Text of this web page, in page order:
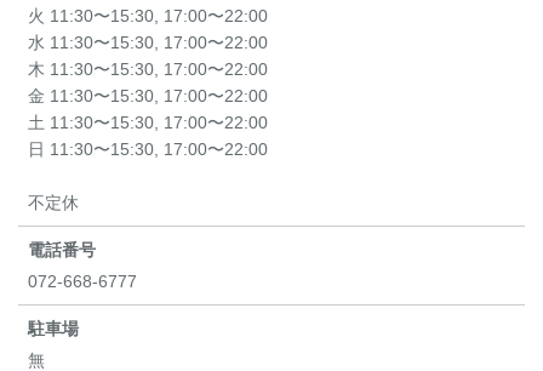
火 11:30〜15:30, 17:00〜22:00
水 11:30〜15:30, 17:00〜22:00
木 11:30〜15:30, 17:00〜22:00
金 11:30〜15:30, 17:00〜22:00
土 11:30〜15:30, 17:00〜22:00
日 11:30〜15:30, 17:00〜22:00
不定休
電話番号
072-668-6777
駐車場
無